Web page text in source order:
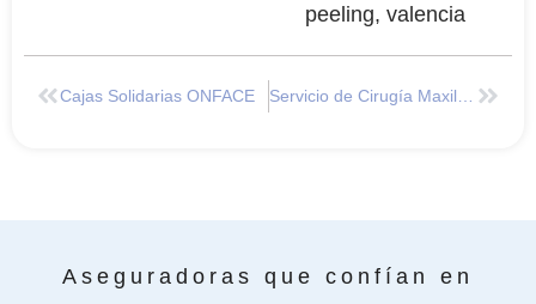
peeling, valencia
Cajas Solidarias ONFACE
Aseguradoras que confían en